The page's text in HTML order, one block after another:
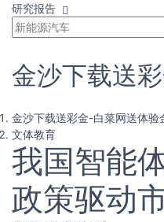
研究报告
金沙下载送
金沙下载送彩金-白菜网送体验
文体教育
我国智能
政策驱动